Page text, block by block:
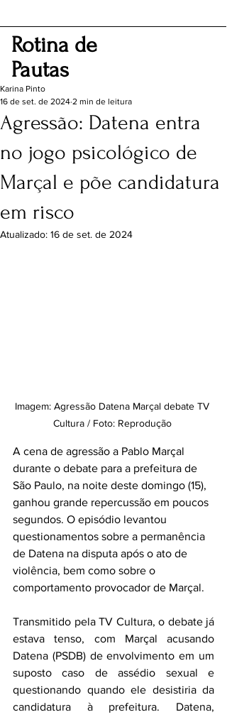
Rotina de
Pautas
Agressão: Datena entra
no jogo psicológico de
Marçal e põe candidatura
em risco
Karina Pinto
16 de set. de 2024 2 min de leitura
Atualizado: 16 de set. de 2024
Imagem: Agressão Datena Marçal debate TV
Cultura / Foto: Reprodução
A cena de agressão a Pablo Marçal
durante o debate para a prefeitura de
São Paulo, na noite deste domingo (15),
ganhou grande repercussão em poucos
segundos. O episódio levantou
questionamentos sobre a permanência
de Datena na disputa após o ato de
violência, bem como sobre o
comportamento provocador de Marçal.
Transmitido pela TV Cultura, o debate já
estava tenso, com Marçal acusando
Datena (PSDB) de envolvimento em um
suposto caso de assédio sexual e
questionando quando ele desistiria da
candidatura à prefeitura. Datena,